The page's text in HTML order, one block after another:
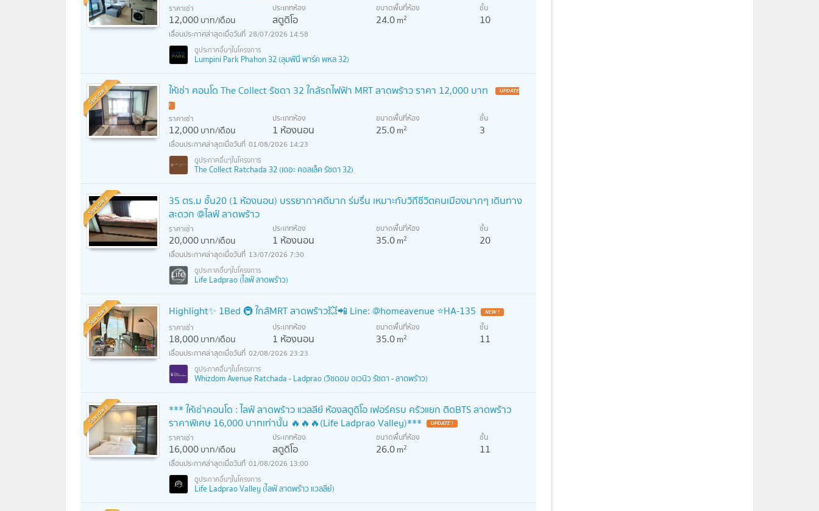
ราคาเช่า
12,000บาท/เดือน
ประเภทห้อง
สตูดิโอ
ขนาดพื้นที่ห้อง
24.0m2
ชั้น
10
28/07/2026 14:58
Lumpini Park Phahon 32 (ลุมพินี พาร์ค พหล 32)
Standard ให้เช่า คอนโด The Collect รัชดา 32 ใกล้รถไฟฟ้า MRT ลาดพร้าว ราคา 12,000 บาท UPDATE
!
ราคาเช่า
12,000บาท/เดือน
ประเภทห้อง
1 ห้องนอน
ขนาดพื้นที่ห้อง
25.0m2
ชั้น
3
01/08/2026 14:23
The Collect Ratchada 32 (เดอะ คอลเล็ค รัชดา 32)
Standard
35 ตร.ม ชั้น20 (1 ห้องนอน) บรรยากาศดีมาก ร่มรื่น เหมาะกับวิถีชีวิตคนเมืองมากๆ เดินทาง
สะดวก @ไลฟ์ ลาดพร้าว
ราคาเช่า
20,000บาท/เดือน
ประเภทห้อง
1 ห้องนอน
ขนาดพื้นที่ห้อง
35.0m2
ชั้น
20
13/07/2026 7:30
Life Ladprao (ไลฟ์ ลาดพร้าว)
Standard Highlight✨ 1Bed 🚇 ใกล้MRT ลาดพร้าว💥📲 Line: @homeavenue ⭐HA-135 NEW !
ราคาเช่า
18,000บาท/เดือน
ประเภทห้อง
1 ห้องนอน
ขนาดพื้นที่ห้อง
35.0m2
ชั้น
11
02/08/2026 23:23
Whizdom Avenue Ratchada - Ladprao (วิซดอม อเวนิว รัชดา - ลาดพร้าว)
Standard
*** ให้เช่าคอนโด : ไลฟ์ ลาดพร้าว แวลลีย์ ห้องสตูดิโอ เฟอร์ครบ ครัวแยก ติดBTS ลาดพร้าว
ราคาพิเศษ 16,000 บาทเท่านั้น 🔥🔥🔥(Life Ladprao Valley)***
UPDATE !
ราคาเช่า
16,000บาท/เดือน
ประเภทห้อง
สตูดิโอ
ขนาดพื้นที่ห้อง
26.0m2
ชั้น
11
01/08/2026 13:00
Life Ladprao Valley (ไลฟ์ ลาดพร้าว แวลลีย์)